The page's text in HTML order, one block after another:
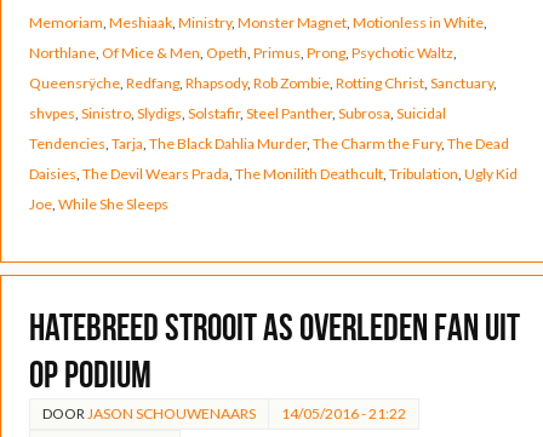
Memoriam Meshiaak, Ministry, Monster Magnet, Motionless in White,
Northlane, Of Mice & Men Opeth Primus Prong, Psychotic Waltz
Queensrÿche, Redfang, Rhapsody, Rob Zombie, Rotting Christ, Sanctuary,
shvpes Sinistro, Slydigs Solstafir, Steel Panther, Subrosa Suicidal
Tendencies Tarja The Black Dahlia Murder, The Charm the Fury, The Dead
Daisies The Devil Wears Prada The Monilith Deathcult, Tribulation Ugly Kid
Joe, While She Sleeps
Hatebreed strooit as overleden fan uit
op podium
DOOR JASON SCHOUWENAARS
14/05/2016 - 21:22